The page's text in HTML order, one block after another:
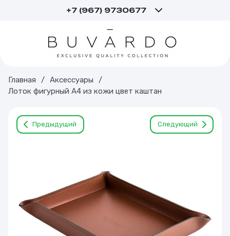
+7 (967) 9730677
Главная / Аксессуары
/
Лоток фигурный А4 из кожи цвет каштан
Предыдущий Следующий